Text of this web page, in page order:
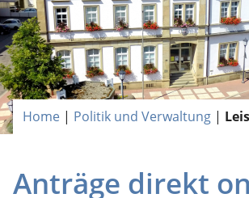
Home | Politik und Verwaltung |
Anträge direkt